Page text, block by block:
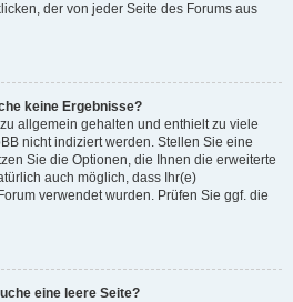
der von jeder Seite des Forums aus
keine Ergebnisse?
allgemein gehalten und enthielt zu viele
nicht indiziert werden. Stellen Sie eine
Sie die Optionen, die Ihnen die erweiterte
auch möglich, dass Ihr(e)
verwendet wurden. Prüfen Sie ggf. die
eine leere Seite?